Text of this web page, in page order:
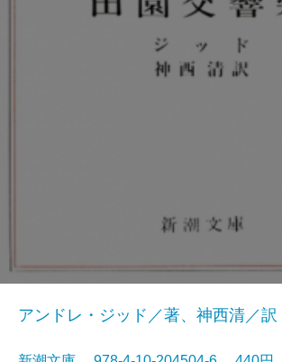
アンドレ・ジッド／著、神西清／訳